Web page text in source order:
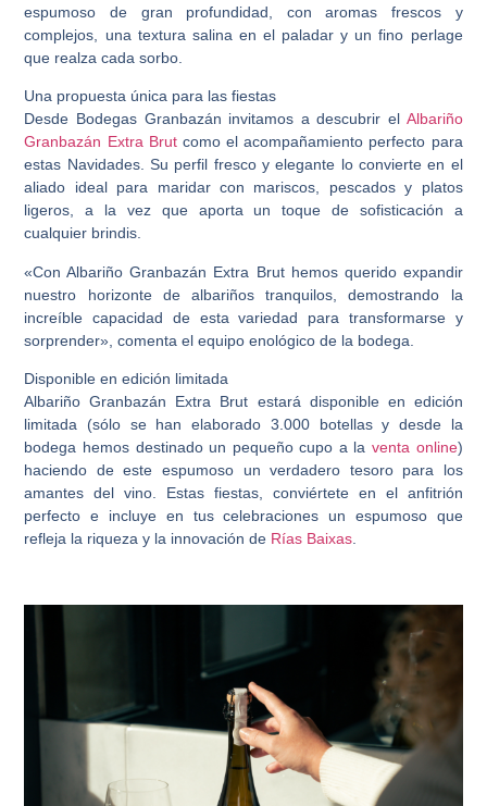
espumoso de gran profundidad, con aromas frescos y
complejos, una textura salina en el paladar y un fino perlage
que realza cada sorbo.
Una propuesta única para las fiestas
Desde Bodegas Granbazán invitamos a descubrir el Albariño
Granbazán Extra Brutcomo el acompañamiento perfecto para
estas Navidades. Su perfil fresco y elegante lo convierte en el
aliado ideal para maridar con mariscos, pescados y platos
ligeros, a la vez que aporta un toque de sofisticación a
cualquier brindis.
«Con Albariño Granbazán Extra Brut hemos querido expandir
nuestro horizonte de albariños tranquilos, demostrando la
increíble capacidad de esta variedad para transformarse y
sorprender», comenta el equipo enológico de la bodega.
Disponible en edición limitada
Albariño Granbazán Extra Brut estará disponible en edición
limitada (sólo se han elaborado 3.000 botellas y desde la
bodega hemos destinado un pequeño cupo a laventa online)
haciendo de este espumoso un verdadero tesoro para los
amantes del vino. Estas fiestas, conviértete en el anfitrión
perfecto e incluye en tus celebraciones un espumoso que
refleja la riqueza y la innovación de Rías Baixas.